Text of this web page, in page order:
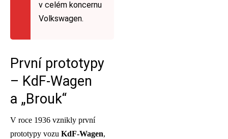
v celém koncernu
Volkswagen.
První prototypy
– KdF-Wagen
a „Brouk“
V roce 1936 vznikly první
prototypy vozu KdF-Wagen,